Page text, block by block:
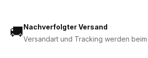
🚚Nachverfolgter Versand
Versandart und Tracking werden